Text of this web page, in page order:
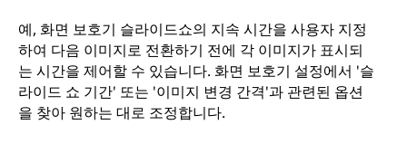
예, 화면 보호기 슬라이드쇼의 지속 시간을 사용자 지정
하여 다음 이미지로 전환하기 전에 각 이미지가 표시되
는 시간을 제어할 수 있습니다. 화면 보호기 설정에서 '슬
라이드 쇼 기간' 또는 '이미지 변경 간격'과 관련된 옵션
을 찾아 원하는 대로 조정합니다.